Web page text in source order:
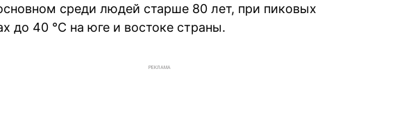
среди людей старше 80 лет, при пиковых
до 40 °C на юге и востоке страны.
РЕКЛАМА